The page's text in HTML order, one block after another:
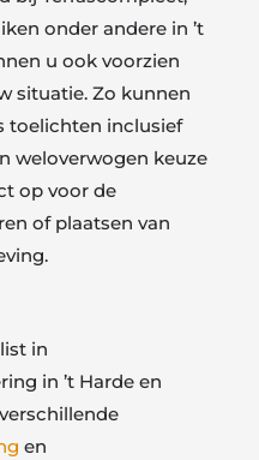
onder andere in ’t
u ook voorzien
situatie. Zo kunnen
toelichten inclusief
weloverwogen keuze
op voor de
of plaatsen van
in
in ’t Harde en
en